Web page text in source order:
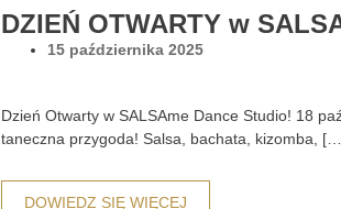
DZIEŃ OTWARTY w
15 października 2025
Dzień Otwarty w SALSAme Dance Studio! 18
taneczna przygoda! Salsa, bachata, kizomba,
DOWIEDZ SIĘ WIĘCEJ